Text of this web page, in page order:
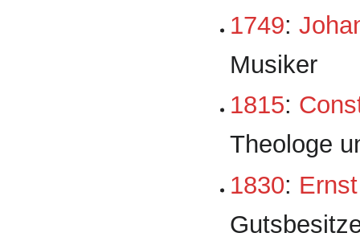
1749:
Musiker
1815:
Theologe
1830: